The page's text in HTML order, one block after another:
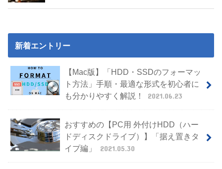
新着エントリー
【Mac版】「HDD・SSDのフォーマッ
ト方法」手順・最適な形式を初心者に
も分かりやすく解説！
2021.06.23
おすすめの【PC用 外付けHDD（ハー
ドディスクドライブ）】「据え置きタ
イプ編」
2021.05.30